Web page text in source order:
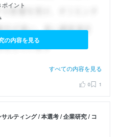
イント
の内容を見る
すべての内容を見る
0 1
ルティング / 本選考 / 企業研究 / コ